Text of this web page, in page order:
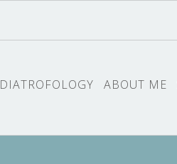
DIATROFOLOGY ABOUT ME